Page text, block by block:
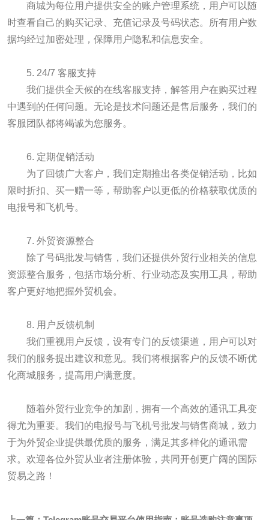
商城为每位用户提供安全的账户管理系统，用户可以随
时查看自己的购买记录、充值记录及号码状态。所有用户数
据均经过加密处理，保障用户隐私和信息安全。
5. 24/7 客服支持
我们提供全天候的在线客服支持，解答用户在购买过程
中遇到的任何问题。无论是技术问题还是售后服务，我们的
客服团队都将竭诚为您服务。
6. 定期促销活动
为了回馈广大客户，我们定期推出各类促销活动，比如
限时折扣、买一赠一等，帮助客户以更低的价格获取优质的
电报号和飞机号。
7. 外贸资源整合
除了号码批发与销售，我们还提供外贸行业相关的信息
资源整合服务，包括市场分析、行业动态及实用工具，帮助
客户更好地把握外贸机会。
8. 用户反馈机制
我们重视用户反馈，设有专门的反馈渠道，用户可以对
我们的服务提出建议和意见。我们将根据客户的反馈不断优
化商城服务，提高用户满意度。
随着外贸行业竞争的加剧，拥有一个高效的通讯工具变
得尤为重要。我们的电报号与飞机号批发与销售商城，致力
于为外贸企业提供最优质的服务，满足其多样化的通讯需
求。欢迎各位外贸从业者注册体验，共同开创更广阔的国际
贸易之路！